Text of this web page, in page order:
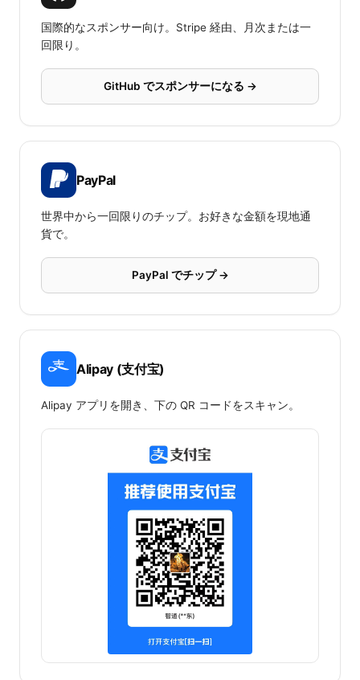
国際的なスポンサー向け。Stripe 経由、月次または一
回限り。
GitHub でスポンサーになる →
PayPal
世界中から一回限りのチップ。お好きな金額を現地通
貨で。
PayPal でチップ →
Alipay (支付宝)
Alipay アプリを開き、下の QR コードをスキャン。